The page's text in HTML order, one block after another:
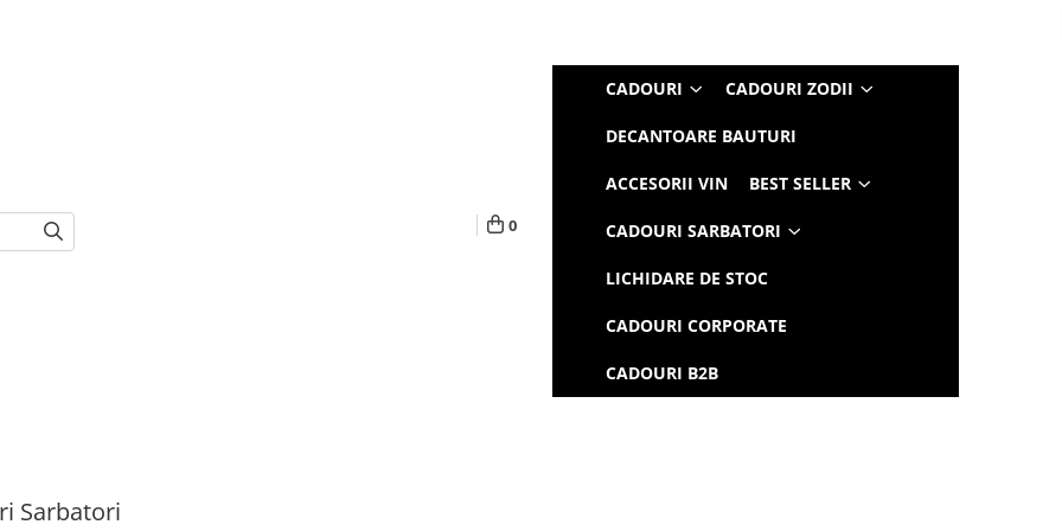
0
CADOURI CADOURI ZODII
DECANTOARE BAUTURI
ACCESORII VIN BEST SELLER
CADOURI SARBATORI
LICHIDARE DE STOC
CADOURI CORPORATE
CADOURI B2B
Sarbatori